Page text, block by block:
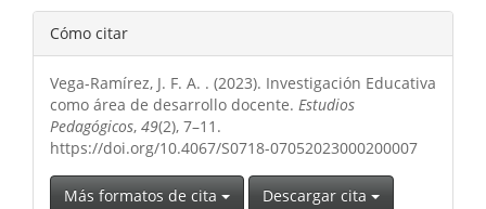
Detalles
del
artículo
Cómo citar
Vega-Ramírez, J. F. A. . (2023). Investigación Educativa
como área de desarrollo docente. Estudios
Pedagógicos, 49(2), 7–11.
https://doi.org/10.4067/S0718-07052023000200007
Más formatos de cita Descargar cita